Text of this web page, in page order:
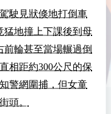
駛見狀倏地打倒車
猛地撞上下課後到母
輪甚至當場輾過倒
相距約300公尺的保
警網圍捕，但女童
頭。